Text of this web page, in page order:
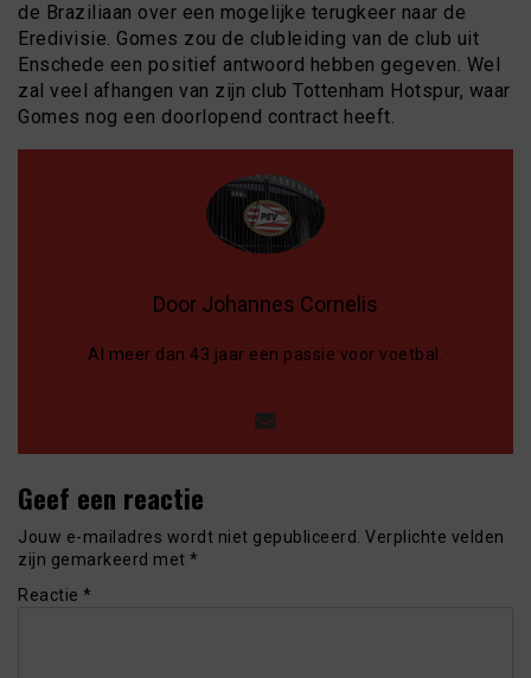
de Braziliaan over een mogelijke terugkeer naar de
Eredivisie. Gomes zou de clubleiding van de club uit
Enschede een positief antwoord hebben gegeven. Wel
zal veel afhangen van zijn club Tottenham Hotspur, waar
Gomes nog een doorlopend contract heeft.
Door Johannes Cornelis
Al meer dan 43 jaar een passie voor voetbal.
Geef een reactie
Jouw e-mailadres wordt niet gepubliceerd. Verplichte velden
zijn gemarkeerd met *
Reactie *